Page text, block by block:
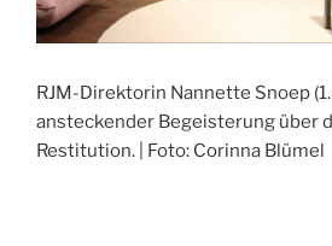
RJM-Direktorin Nannette Snoep
ansteckender Begeisterung über
Restitution. | Foto: Corinna Blümel